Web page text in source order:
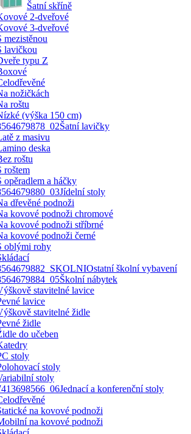
Šatní skříně
2-dveřové
3-dveřové
mezistěnou
lavičkou
typu Z
nožičkách
roštu
(výška 150 cm)
Šatní lavičky
z masivu
deska
roštu
roštem
opěradlem a háčky
Jídelní stoly
dřevěné podnoži
kovové podnoži chromové
kovové podnoži stříbrné
kovové podnoži černé
oblými rohy
Ostatní školní vybavení
Školní nábytek
stavitelné lavice
lavice
stavitelné židle
židle
do učeben
stoly
stoly
stoly
Jednací a konferenční stoly
na kovové podnoži
na kovové podnoži